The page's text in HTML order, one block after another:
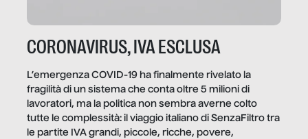
CORONAVIRUS, IVA ESCLUSA
L’emergenza COVID-19 ha finalmente rivelato la
fragilità di un sistema che conta oltre 5 milioni di
lavoratori, ma la politica non sembra averne colto
tutte le complessità: il viaggio italiano di SenzaFiltro tra
le partite IVA grandi, piccole, ricche, povere,